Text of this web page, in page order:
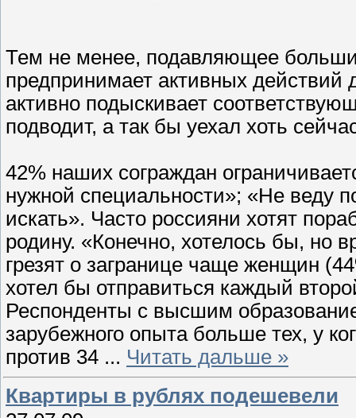
Тем не менее, подавляющее
предпринимает активных
активно подыскивает
подводит, а так бы уехал хоть
42% наших сограждан
нужной специальности»; «Не веду
искать». Часто россияни хотят
родину. «Конечно, хотелось бы, но
грезят о загранице чаще женщин
хотел бы отправиться каждый
Респонденты с высшим
зарубежного опыта больше тех, у
против 34 ... Читать дальше »
Квартиры в рублях подешевели